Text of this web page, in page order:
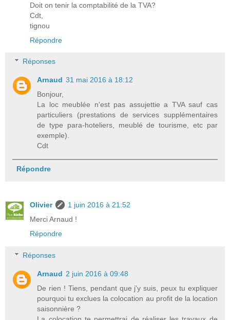
Doit on tenir la comptabilité de la TVA?
Cdt,
tignou
Répondre
Réponses
Arnaud 31 mai 2016 à 18:12
Bonjour,
La loc meublée n'est pas assujettie a TVA sauf cas
particuliers (prestations de services supplémentaires
de type para-hoteliers, meublé de tourisme, etc par
exemple).
Cdt
Répondre
Olivier
1 juin 2016 à 21:52
Merci Arnaud !
Répondre
Réponses
Arnaud 2 juin 2016 à 09:48
De rien ! Tiens, pendant que j'y suis, peux tu expliquer
pourquoi tu exclues la colocation au profit de la location
saisonnière ?